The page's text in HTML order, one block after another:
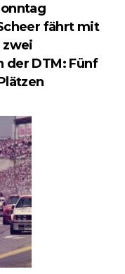
fährt mit
zwei
der DTM: Fünf